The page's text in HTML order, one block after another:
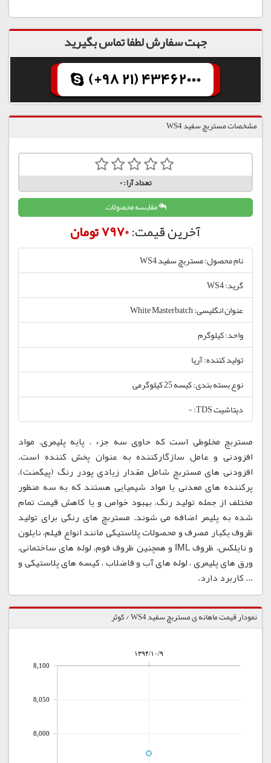
جهت سفارش لطفا تماس بگیرید
(+98 21) 43462000
مشخصات مستربچ سفید WS4
تعداد آرا:0
مقایسه محصولات
آخرین قیمت:7970 تومان
نام محصول: مستربچ سفید WS4
گرید: WS4
عنوان انگلیسی: White Masterbatch
واحد: کیلوگرم
تولید کننده: آریا
نوع بسته بندی: کیسه 25 کیلوگرمی
دیتاشیت TDS: -
مستربچ مخلوطی است که حاوی سه جزء ، پایه پلیمری، مواد
افزودنی و عامل سازگارکننده به عنوان پخش کننده است.
افزودنی های مستربچ شامل مقدار زیادی پودر رنگ (پیگمنت)،
پرکننده های معدنی یا مواد شیمیایی هستند که به سه منظور
مختلف از جمله تولید رنگ، بهبود خواص و یا کاهش قیمت تمام
شده به پلیمر اضافه می شوند. مستربچ های رنگی برای تولید
ظروف یکبار مصرف و محصولات پلاستیکی مانند انواع فیلم، نایلون
و نایلکس، ظروف IML و همچنین ظروف فوم، لوله های ساختمانی،
ورق های پلیمری ، لوله های آب و فاضلاب ، کیسه های پلاستیکی و
... کاربرد دارد.
نمودار قیمت ماهانه ی مستربچ سفید WS4 / کوثر
۱۳۹۴/۱۰/۹
8,000
8,050
8,100